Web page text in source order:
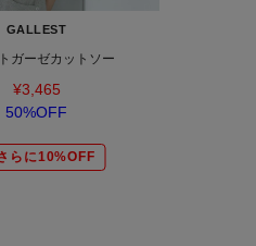
GALLEST
ガーゼカットソー
¥3,465
50%OFF
らに10%OFF